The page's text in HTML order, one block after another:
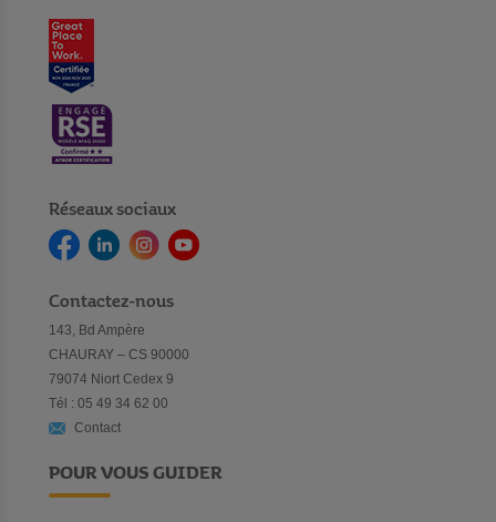
Réseaux sociaux
Contactez-nous
143, Bd Ampère
CHAURAY – CS 90000
79074 Niort Cedex 9
Tél : 05 49 34 62 00
Contact
POUR VOUS GUIDER